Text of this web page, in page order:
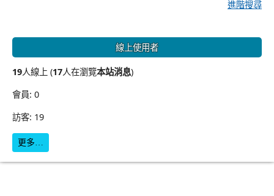
進階搜尋
線上使用者
19人線上 (17人在瀏覽本站消息)
會員: 0
訪客: 19
更多…